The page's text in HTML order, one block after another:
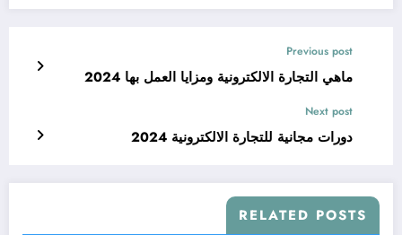
Previous post
ماهي التجارة الالكترونية ومزايا العمل بها 2024
Next post
دورات مجانية للتجارة الالكترونية 2024
RELATED POSTS